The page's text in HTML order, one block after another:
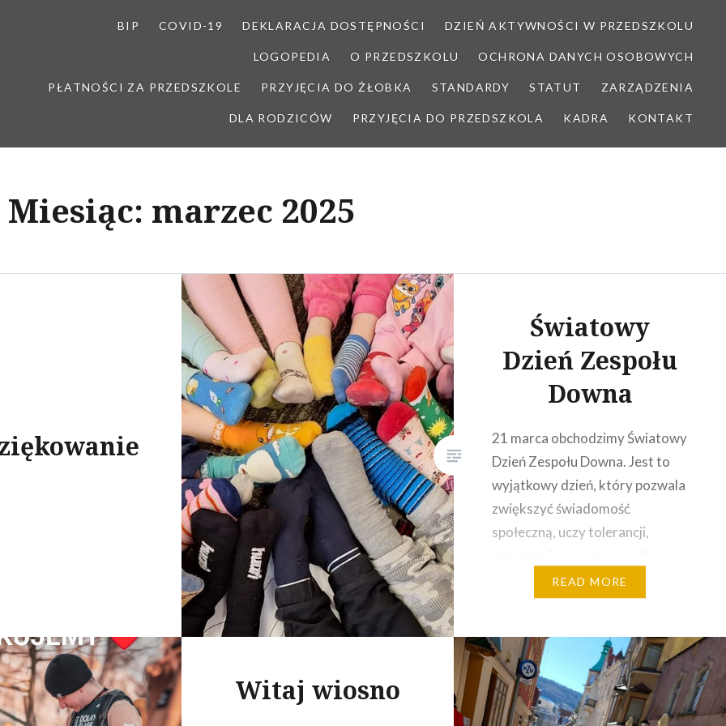
BIP COVID-19 DEKLARACJA DOSTĘPNOŚCI DZIEŃ AKTYWNOŚCI W PRZEDSZKOLU
LOGOPEDIA O PRZEDSZKOLU OCHRONA DANYCH OSOBOWYCH
PŁATNOŚCI ZA PRZEDSZKOLE PRZYJĘCIA DO ŻŁOBKA STANDARDY STATUT ZARZĄDZENIA
DLA RODZICÓW PRZYJĘCIA DO PRZEDSZKOLA KADRA KONTAKT
Miesiąc: marzec 2025
Światowy
Dzień Zespołu
Downa
21 marca obchodzimy Światowy
Dzień Zespołu Downa. Jest to
wyjątkowy dzień, który pozwala
zwiększyć świadomość
społeczną, uczy tolerancji,
różnorodności i odmienności. Z
tej okazji wszystkie dzieci z
dwie, niepasujące skarpetki i
tym samym zwróciły uwagę na
problemy, z którymi borykają się
osoby z Zespołem Downa.
READ MORE
Witaj wiosno